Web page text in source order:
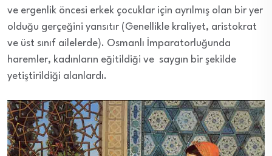
ve ergenlik öncesi erkek çocuklar için ayrılmış olan bir yer
olduğu gerçeğini yansıtır (Genellikle kraliyet, aristokrat
ve üst sınıf ailelerde). Osmanlı İmparatorluğunda
haremler, kadınların eğitildiği ve saygın bir şekilde
yetiştirildiği alanlardı.